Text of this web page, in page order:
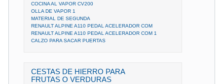
COCINA AL VAPOR CV200
OLLA DE VAPOR 1
MATERIAL DE SEGUNDA
RENAULT ALPINE A110 PEDAL ACELERADOR COM
RENAULT ALPINE A110 PEDAL ACELERADOR COM 1
CALZO PARA SACAR PUERTAS
CESTAS DE HIERRO PARA
FRUTAS O VERDURAS